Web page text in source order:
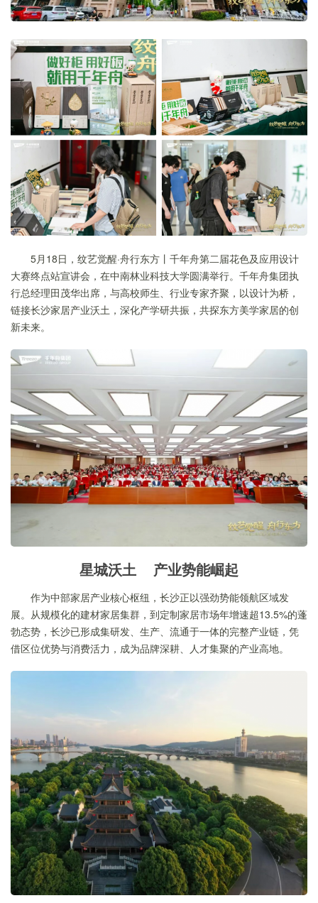
5月18日，纹艺觉醒·舟行东方丨千年舟第二届花色及应用设计
大赛终点站宣讲会，在中南林业科技大学圆满举行。千年舟集团执
行总经理田茂华出席，与高校师生、行业专家齐聚，以设计为桥，
链接长沙家居产业沃土，深化产学研共振，共探东方美学家居的创
新未来。
星城沃土 产业势能崛起
作为中部家居产业核心枢纽，长沙正以强劲势能领航区域发
展。从规模化的建材家居集群，到定制家居市场年增速超13.5%的蓬
勃态势，长沙已形成集研发、生产、流通于一体的完整产业链，凭
借区位优势与消费活力，成为品牌深耕、人才集聚的产业高地。